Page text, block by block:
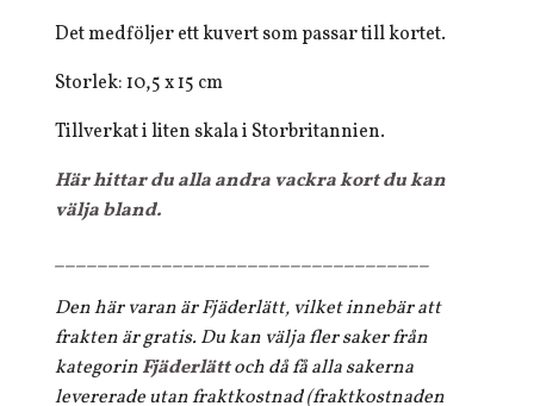
Det medföljer ett kuvert som passar till kortet.
Storlek: 10,5 x 15 cm
Tillverkat i liten skala i Storbritannien.
Här hittar du alla andra vackra kort du kan
välja bland.
___________________________________
Den här varan är Fjäderlätt, vilket innebär att
frakten är gratis. Du kan välja fler saker från
kategorinFjäderlättoch då få alla sakerna
levererade utan fraktkostnad (fraktkostnaden